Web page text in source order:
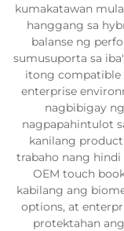
kumakatawan
hanggang sa
balanse ng
sumusuporta sa
itong compatible
enterprise
nagbibigay
nagpapahintulot
kanilang
trabaho nang
OEM touch
kabilang ang
options, at
protektahan